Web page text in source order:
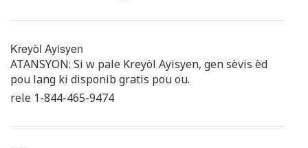
Kreyòl Ayisyen
ATANSYON: Si w pale Kreyòl Ayisyen, gen sèvis èd
pou lang ki disponib gratis pou ou.
rele 1-844-465-9474